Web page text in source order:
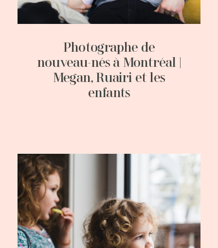
Photographe de
nouveau-nés à Montréal |
Megan, Ruairi et les
enfants